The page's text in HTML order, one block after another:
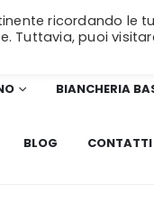
GRATUITAper
BIANCHERIA
BLOG CONTATTI
ricordando le
Tuttavia, puoi